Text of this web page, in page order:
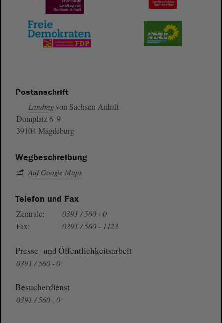
Postanschrift
Landtag von Sachsen-Anhalt
Domplatz 6–9
39104 Magdeburg
Wegbeschreibung
Auf Google Maps
Telefon und Fax
Zentrale:
0391 / 560 - 0
Fax:
0391 / 560 - 1123
Presse- und Öffentlichkeitsarbeit
0391 / 560 - 0
Besucherdienst
0391 / 560 - 0